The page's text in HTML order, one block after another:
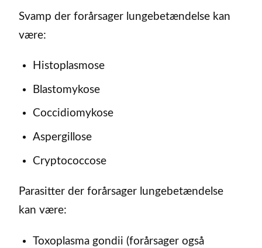
Svamp der forårsager lungebetændelse kan
være:
Histoplasmose
Blastomykose
Coccidiomykose
Aspergillose
Cryptococcose
Parasitter der forårsager lungebetændelse
kan være:
Toxoplasma gondii (forårsager også